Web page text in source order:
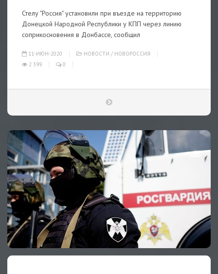
Стелу "Россия" установили при въезде на территорию
Донецкой Народной Республики у КПП через линию
соприкосновения в Донбассе, сообщил
11-ИЮН-2020 НОВОСТИ / НОВОРОССИЯ
2 399
0